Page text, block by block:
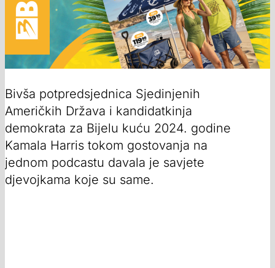
Bivša potpredsjednica Sjedinjenih
Američkih Država i kandidatkinja
demokrata za Bijelu kuću 2024. godine
Kamala Harris tokom gostovanja na
jednom podcastu davala je savjete
djevojkama koje su same.